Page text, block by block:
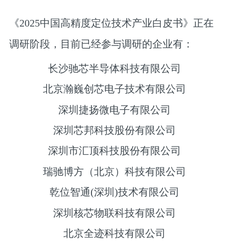
《2025中国高精度定位技术产业白皮书》正在
调研阶段，目前已经参与调研的企业有：
长沙驰芯半导体科技有限公司
北京瀚巍创芯电子技术有限公司
深圳捷扬微电子有限公司
深圳芯邦科技股份有限公司
深圳市汇顶科技股份有限公司
瑞驰博方（北京）科技有限公司
乾位智通(深圳)技术有限公司
深圳核芯物联科技有限公司
北京全迹科技有限公司